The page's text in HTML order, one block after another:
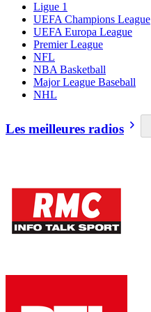
Ligue 1
UEFA Champions League
UEFA Europa League
Premier League
NFL
NBA Basketball
Major League Baseball
NHL
Les meilleures radios